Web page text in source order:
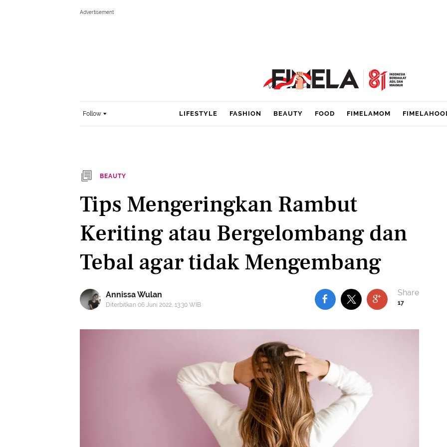
Follow LIFESTYLE FASHION BEAUTY FOOD FIMELAMOM
BEAUTY
Tips Mengeringkan Rambut
Keriting atau Bergelombang dan
Tebal agar tidak Mengembang
Annissa Wulan
Diterbitkan 06 Juni 2022, 13:30 WIB 17